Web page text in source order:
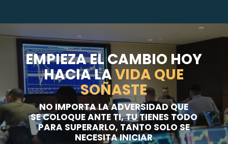
EMPIEZA EL CAMBIO HOY
HACIA LAVIDA QUE
SOÑASTE
NO IMPORTA LA ADVERSIDAD QUE
SE COLOQUE ANTE TI, TU TIENES TODO
PARA SUPERARLO, TANTO SOLO SE
NECESITA INICIAR